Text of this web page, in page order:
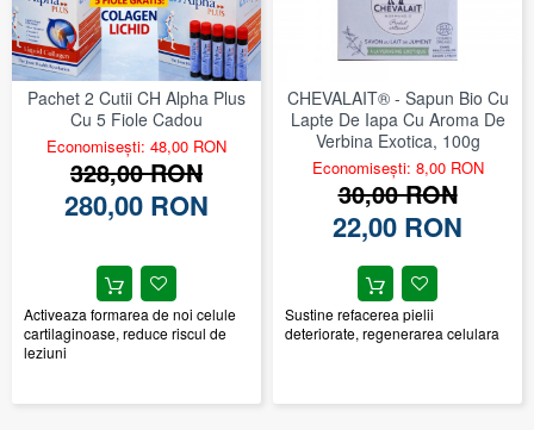
Pachet 2 Cutii CH Alpha Plus
Cu 5 Fiole Cadou
Economisești: 48,00 RON
328,00 RON
280,00 RON
Activeaza formarea de noi celule
cartilaginoase, reduce riscul de
leziuni
CHEVALAIT® - Sapun Bio Cu
Lapte De Iapa Cu Aroma De
Verbina Exotica, 100g
Economisești: 8,00 RON
30,00 RON
22,00 RON
Sustine refacerea pielii
deteriorate, regenerarea celulara